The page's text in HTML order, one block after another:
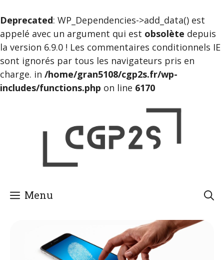
Deprecated: WP_Dependencies->add_data() est
appelé avec un argument qui est obsolète depuis
la version 6.9.0 ! Les commentaires conditionnels IE
sont ignorés par tous les navigateurs pris en
charge. in /home/gran5108/cgp2s.fr/wp-
includes/functions.php on line 6170
Menu